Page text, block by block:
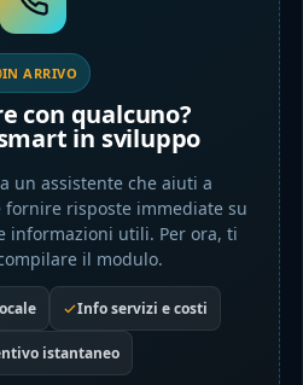
IN ARRIVO
con qualcuno?
in sviluppo
un assistente che aiuti a
risposte immediate su
informazioni utili. Per ora, ti
il modulo.
Info servizi e costi
istantaneo